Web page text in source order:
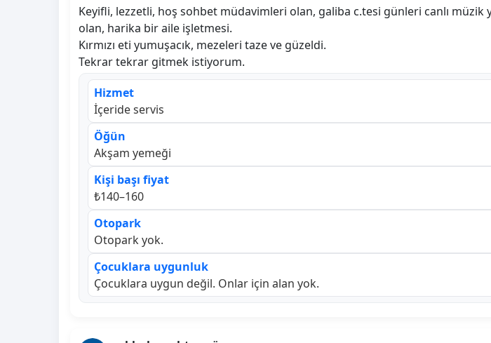
Keyifli, lezzetli, hoş sohbet müdavimleri olan, galiba c.tesi günleri canlı müzik
olan, harika bir aile işletmesi.
Kırmızı eti yumuşacık, mezeleri taze ve güzeldi.
Tekrar tekrar gitmek istiyorum.
Hizmet
İçeride servis
Öğün
Akşam yemeği
Kişi başı fiyat
₺140–160
Otopark
Otopark yok.
Çocuklara uygunluk
Çocuklara uygun değil. Onlar için alan yok.